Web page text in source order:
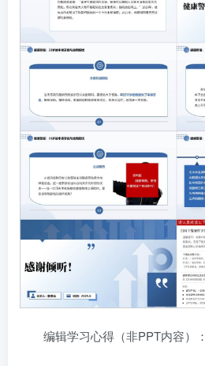
编辑学习心得（非PPT内容）：